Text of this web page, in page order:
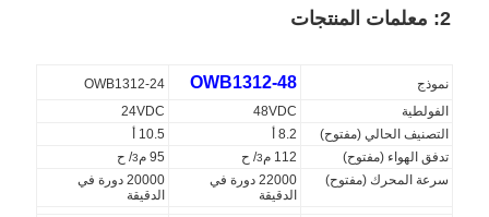
2: معلمات المنتجات
نموذج OWB1312-48
OWB1312-24
الفولطية
48VDC
24VDC
التصنيف الحالي (مفتوح)
8.2 أ
10.5 أ
تدفق الهواء (مفتوح)
112 م 3/ ح 95 م 3/ ح
سرعة المحرك (مفتوح)
22000 دورة في
الدقيقة
20000 دورة في
الدقيقة